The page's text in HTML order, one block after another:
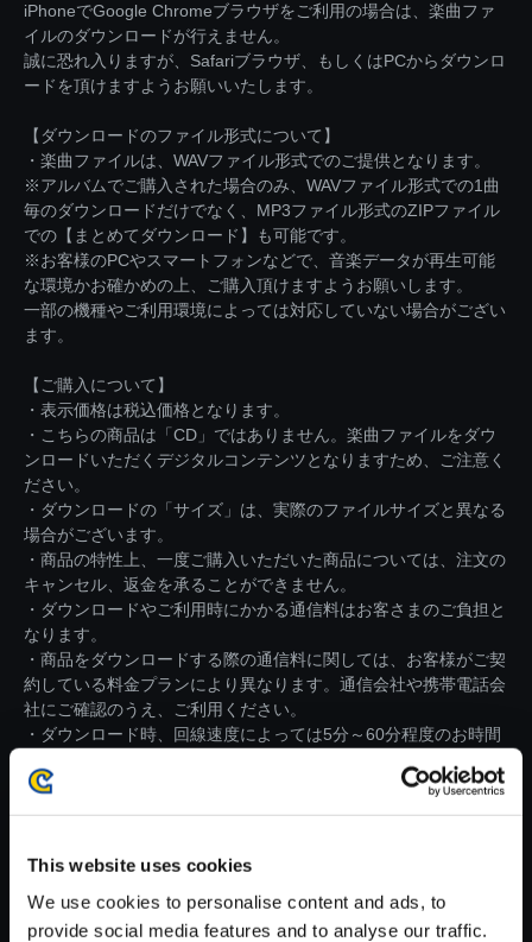
This website uses cookies
We use cookies to personalise content and ads, to
provide social media features and to analyse our traffic.
iPhoneでGoogle Chromeブラウザをご利用の場合は、楽曲ファ
イルのダウンロードが行えません。
誠に恐れ入りますが、Safariブラウザ、もしくはPCからダウンロ
ードを頂けますようお願いいたします。
【ダウンロードのファイル形式について】
・楽曲ファイルは、WAVファイル形式でのご提供となります。
※アルバムでご購入された場合のみ、WAVファイル形式での1曲
毎のダウンロードだけでなく、MP3ファイル形式のZIPファイル
での【まとめてダウンロード】も可能です。
※お客様のPCやスマートフォンなどで、音楽データが再生可能
な環境かお確かめの上、ご購入頂けますようお願いします。
一部の機種やご利用環境によっては対応していない場合がござい
ます。
【ご購入について】
・表示価格は税込価格となります。
・こちらの商品は「CD」ではありません。楽曲ファイルをダウ
ンロードいただくデジタルコンテンツとなりますため、ご注意く
ださい。
・ダウンロードの「サイズ」は、実際のファイルサイズと異なる
場合がございます。
・商品の特性上、一度ご購入いただいた商品については、注文の
キャンセル、返金を承ることができません。
・ダウンロードやご利用時にかかる通信料はお客さまのご負担と
なります。
・商品をダウンロードする際の通信料に関しては、お客様がご契
約している料金プランにより異なります。通信会社や携帯電話会
社にご確認のうえ、ご利用ください。
・ダウンロード時、回線速度によっては5分～60分程度のお時間
※ご購入いただいたファイルのダウンロードの際には、通信環境